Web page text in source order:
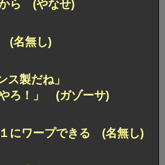
ら (やなせ)
(名無し)
製だね」
ろ！」 (ガゾーサ)
にワープできる (名無し)